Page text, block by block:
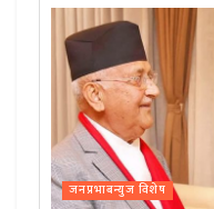
जनप्रभाबन्युज विशेष